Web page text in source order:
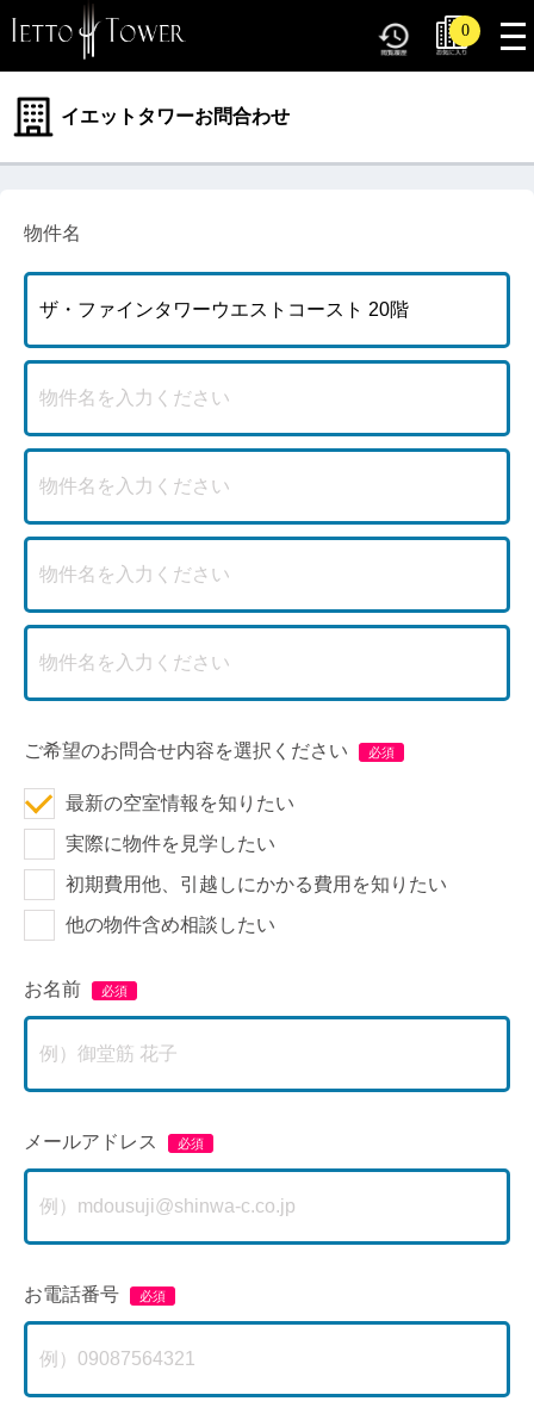
0
イエットタワーお問合わせ
物件名
ご希望のお問合せ内容を選択ください
最新の空室情報を知りたい
実際に物件を見学したい
初期費用他、引越しにかかる費用を知りたい
他の物件含め相談したい
お名前
メールアドレス
お電話番号